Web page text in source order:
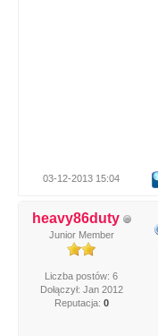
03-12-2013 15:04
heavy86duty
Junior Member
Liczba postów: 6
Dołączył: Jan 2012
Reputacja: 0